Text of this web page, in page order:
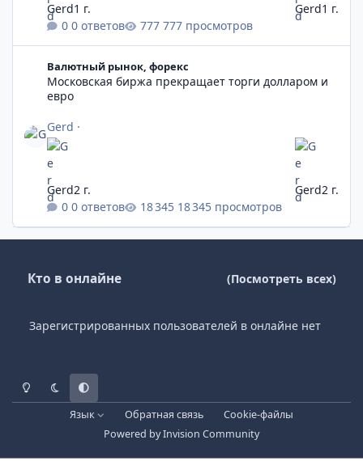
0 ответов 777 просмотров
Gerd1 г. Gerd1 г.
Валютный рынок, форекс
Московская биржа прекращает торги долларом и
евро
Gerd ·
0 ответов 18 345 просмотров
Gerd2 г. Gerd2 г.
Кто в онлайне (Посмотреть всех)
Зарегистрированных пользователей в онлайне нет
Светлый режим
Темный режим
Системные предпочтения
Язык Обратная связь
Cookie-файлы
Powered byInvision Community